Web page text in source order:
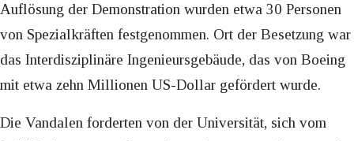
Auflösung der Demonstration wurden etwa 30 Personen
von Spezialkräften festgenommen. Ort der Besetzung war
das Interdisziplinäre Ingenieursgebäude, das von Boeing
mit etwa zehn Millionen US-Dollar gefördert wurde.
Die Vandalen forderten von der Universität, sich vom